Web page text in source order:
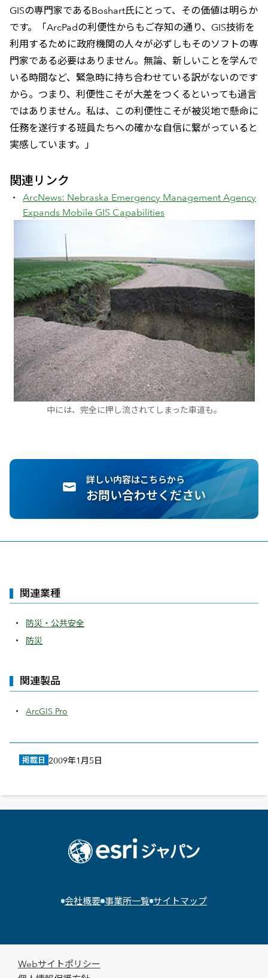
GISの専門家であるBoshart氏にとって、その価値は明らか
です。「ArcPadの利便性からもご存知の通り、GIS技術を
利用するために政府機関の人々が必ずしもそのソフトの専
門家である必要はありません。無論、新しいことを学んで
いる時間など、緊急時に持ち合わせている訳がないのです
から。つまり、利便性こそが大差をつくるといっても過言
ではありません。私は、この利便性こそが被災地で懸命に
任務を遂行する班員たちへの確かな自信に繋がっていると
実感しています。」
関連リンク
ArcNews: Nebraska Emergency Management Agency
Expands Mobile GIS Capabilities
中には、完全に押し流されてしまった車道も。
詳しい内容はこちらから
お問い合わせください
掲載日 2009年1月5日
関連業種
防災・公共安全
防災
関連製品
ArcGIS Pro
会社概要 事業所一覧 サイトマップ
Webサイトポリシー